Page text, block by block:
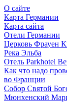
О сайте
Карта Германии
Карта сайта
Отели Германии
Церковь Фрауен
Река Эльба
Отель Parkhotel
Как что надо
во Франции
Собор Святой
Мюнхенский